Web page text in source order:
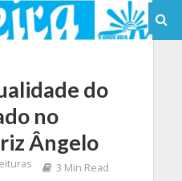
do
no
Ângelo
3 Min Read